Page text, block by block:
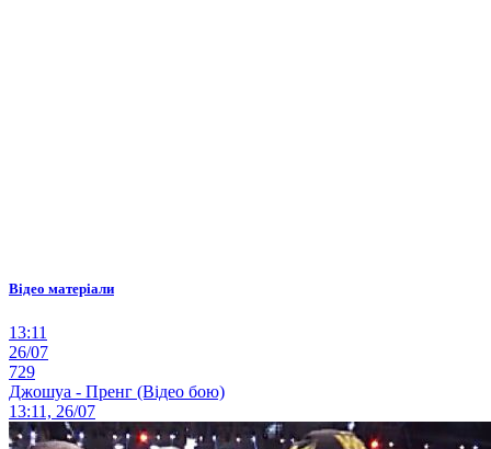
Відео матеріали
13:11
26/07
729
Джошуа - Пренг (Відео бою)
13:11, 26/07